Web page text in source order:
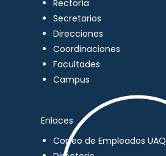
Rectoría
Secretarios
Direcciones
Coordinaciones
Facultades
Campus
Enlaces
Correo de Empleados UAQ